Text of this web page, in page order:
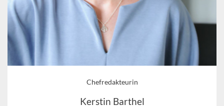
Chefredakteurin
Kerstin Barthel